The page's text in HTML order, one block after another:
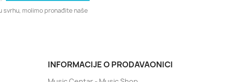
svrhu, molimo pronađite naše
INFORMACIJE O PRODAVAONICI